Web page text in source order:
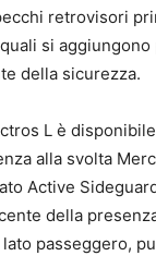
retrovisori
si
della sicurezza.
L è
alla svolta
Active
della
passeggero,